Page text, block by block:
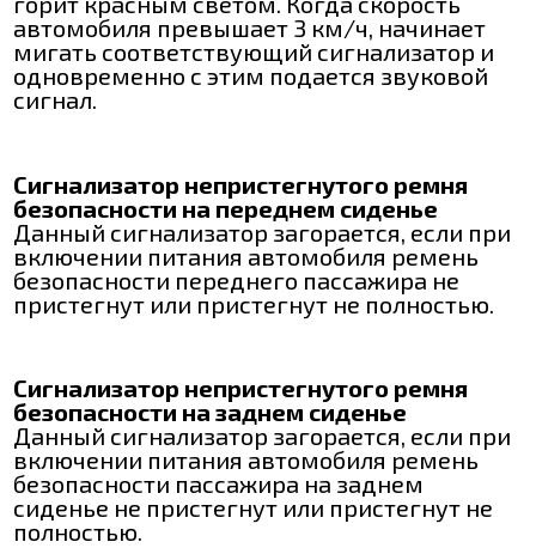
автомобиля превышает 3 км/ч, начинает
мигать соответствующий сигнализатор и
одновременно с этим подается звуковой
сигнал.
Сигнализатор непристегнутого ремня
безопасности на переднем сиденье
Данный сигнализатор загорается, если при
включении питания автомобиля ремень
безопасности переднего пассажира не
пристегнут или пристегнут не полностью.
Сигнализатор непристегнутого ремня
безопасности на заднем сиденье
Данный сигнализатор загорается, если при
включении питания автомобиля ремень
безопасности пассажира на заднем
сиденье не пристегнут или пристегнут не
полностью.